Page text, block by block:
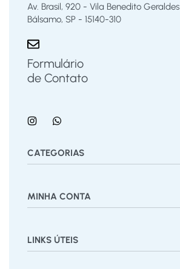
Av. Brasil, 920 - Vila Benedito Geraldes
Bálsamo, SP - 15140-310
Formulário
de Contato
CATEGORIAS
Vestido
MINHA CONTA
Pedidos
LINKS ÚTEIS